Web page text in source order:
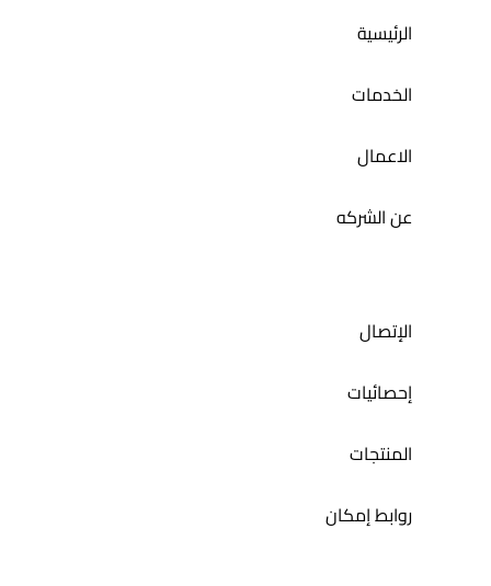
الرئيسية
الخدمات
الاعمال
عن الشركه
الإتصال
إحصائيات
المنتجات
روابط إمكان